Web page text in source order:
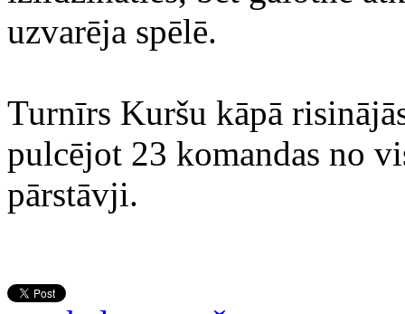
uzvarēja spēlē.
Turnīrs Kuršu kāpā
pulcējot 23 komandas no
pārstāvji.